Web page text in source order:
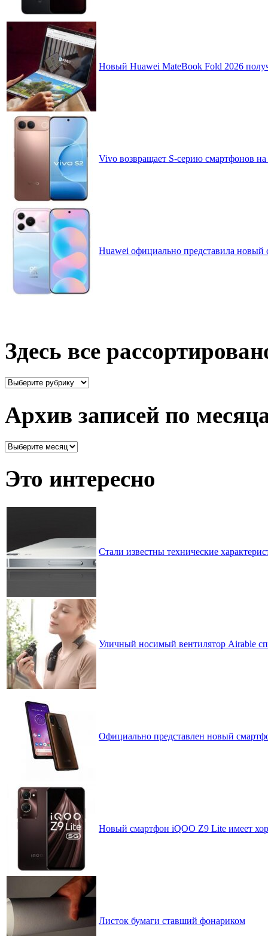
Новый Huawei MateBook Fold 2026
Vivo возвращает S-серию смартфонов
Huawei официально представила
Здесь все
Здесь
Архив записей по
Архив
месяцам
Это интересно
Стали известны технические
Уличный носимый вентилятор Airable
Официально представлен новый
Новый смартфон iQOO Z9 Lite имеет
Листок бумаги ставший фонариком